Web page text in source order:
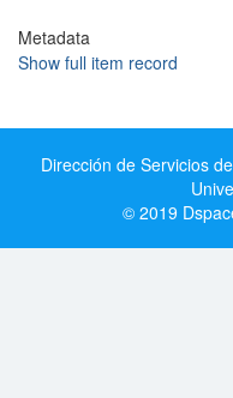
Metadata
Show full item record
Dirección de Servicios
© 2019